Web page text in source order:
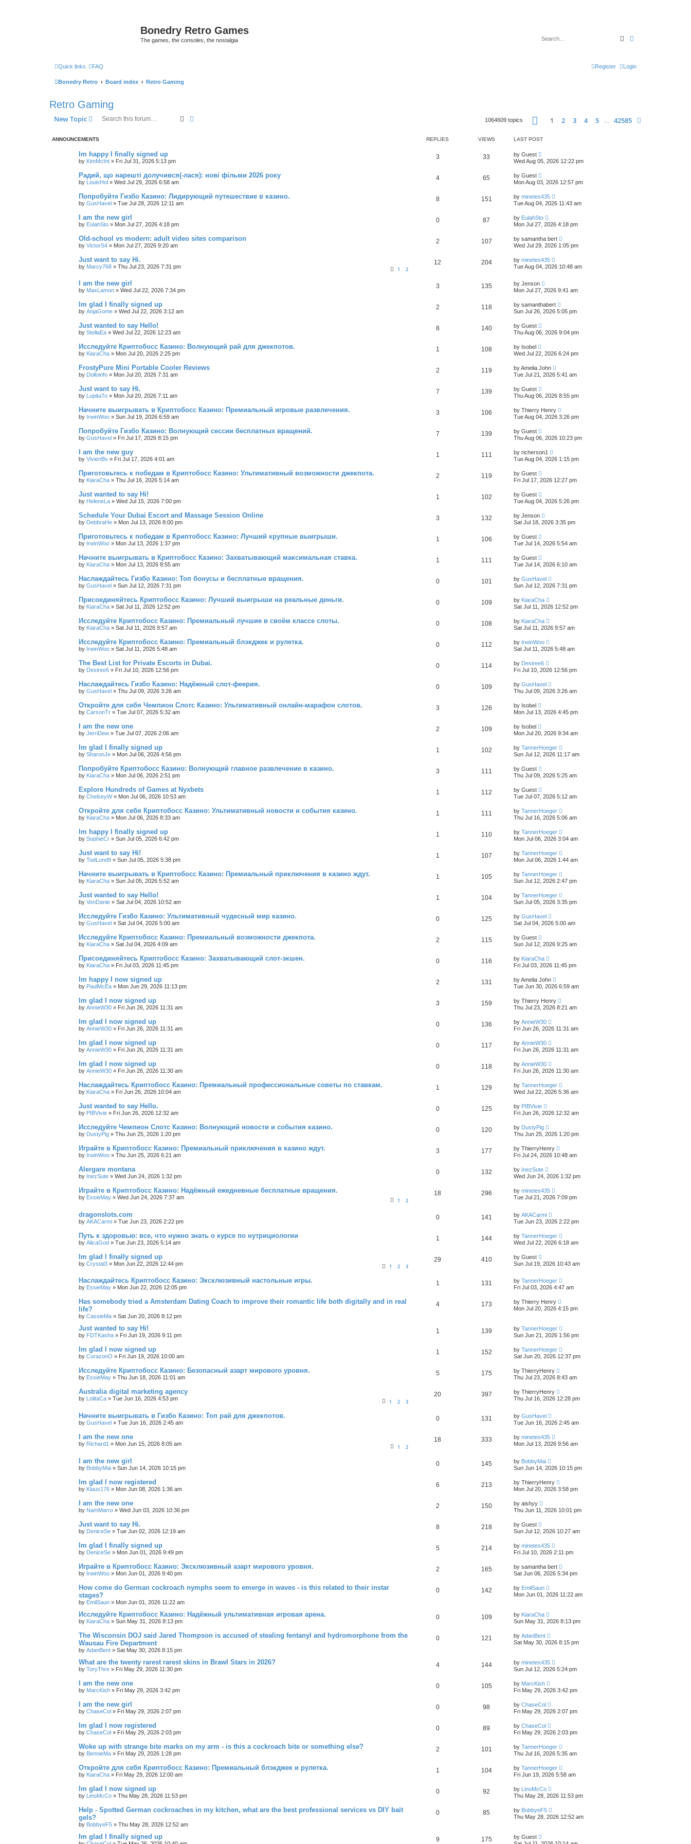
Bonedry Retro Games
The games, the consoles, the nostalgia Search
Quick links FAQ Login
Register
Bonedry Retro Board index Retro Gaming
Retro Gaming
New Topic Search 1064609 topics Page of 42585
1 2 3 4 5 42585
ANNOUNCEMENTS REPLIES VIEWS LAST POST
Im happy I finally signed up
by KimMcInt » Fri Jul 31, 2026 5:13 pm
3 33 by Guest
Wed Aug 05, 2026 12:22 pm
Радий, що нарешті долучився(-лася): нові фільми 2026 року
by LouisHol » Wed Jul 29, 2026 6:58 am
4 65 by Guest
Mon Aug 03, 2026 12:57 pm
Попробуйте Гизбо Казино: Лидирующий путешествие в казино.
by GusHavel » Tue Jul 28, 2026 12:11 am
8 151 by minetes435
Tue Aug 04, 2026 11:43 am
I am the new girl
by EulahSto » Mon Jul 27, 2026 4:18 pm
0 87 by EulahSto
Mon Jul 27, 2026 4:18 pm
Old-school vs modern: adult video sites comparison
by VictorS4 » Mon Jul 27, 2026 9:20 am
2 107 by samantha bert
Wed Jul 29, 2026 1:05 pm
Just want to say Hi.
by Marcy768 » Thu Jul 23, 2026 7:31 pm 1 2
12 204 by minetes435
Tue Aug 04, 2026 10:48 am
I am the new girl
by MaxLamon » Wed Jul 22, 2026 7:34 pm
3 135 by Jenson
Mon Jul 27, 2026 9:41 am
Im glad I finally signed up
by AnjaGome » Wed Jul 22, 2026 3:12 am
2 118 by samanthabert
Sun Jul 26, 2026 5:05 pm
Just wanted to say Hello!
by StellaEa » Wed Jul 22, 2026 12:23 am
8 140 by Guest
Thu Aug 06, 2026 9:04 pm
Исследуйте Криптобосс Казино: Волнующий рай для джекпотов.
by KiaraCha » Mon Jul 20, 2026 2:25 pm
1 108 by Isobel
Wed Jul 22, 2026 6:24 pm
FrostyPure Mini Portable Cooler Reviews
by Dolloinfo » Mon Jul 20, 2026 7:31 am
2 119 byAmelia John
Tue Jul 21, 2026 5:41 am
Just want to say Hi.
by LupitaTo » Mon Jul 20, 2026 7:11 am
7 139 by Guest
Thu Aug 06, 2026 8:55 pm
Начните выигрывать в Криптобосс Казино: Премиальный игровые развлечения.
by IrwinWoo » Sun Jul 19, 2026 6:59 am
3 106 by Thierry Henry
Tue Aug 04, 2026 3:26 pm
Попробуйте Гизбо Казино: Волнующий сессии бесплатных вращений.
by GusHavel » Fri Jul 17, 2026 8:15 pm
7 139 by Guest
Thu Aug 06, 2026 10:23 pm
I am the new guy
by VivienBv » Fri Jul 17, 2026 4:01 am
1 111 by richerson1
Tue Aug 04, 2026 1:15 pm
Приготовьтесь к победам в Криптобосс Казино: Ультимативный возможности джекпота.
by KiaraCha » Thu Jul 16, 2026 5:14 am
2 119 by Guest
Fri Jul 17, 2026 12:27 pm
Just wanted to say Hi!
by HeleneLa » Wed Jul 15, 2026 7:00 pm
1 102 by Guest
Tue Aug 04, 2026 5:26 pm
Schedule Your Dubai Escort and Massage Session Online
by DebbraHe » Mon Jul 13, 2026 8:00 pm
3 132 by Jenson
Sat Jul 18, 2026 3:35 pm
Приготовьтесь к победам в Криптобосс Казино: Лучший крупные выигрыши.
by IrwinWoo » Mon Jul 13, 2026 1:37 pm
1 106 by Guest
Tue Jul 14, 2026 5:54 am
Начните выигрывать в Криптобосс Казино: Захватывающий максимальная ставка.
by KiaraCha » Mon Jul 13, 2026 8:55 am
1 111 by Guest
Tue Jul 14, 2026 6:10 am
Наслаждайтесь Гизбо Казино: Топ бонусы и бесплатные вращения.
by GusHavel » Sun Jul 12, 2026 7:31 pm
0 101 by GusHavel
Sun Jul 12, 2026 7:31 pm
Присоединяйтесь Криптобосс Казино: Лучший выигрыши на реальные деньги.
by KiaraCha » Sat Jul 11, 2026 12:52 pm
0 109 by KiaraCha
Sat Jul 11, 2026 12:52 pm
Исследуйте Криптобосс Казино: Премиальный лучшие в своём классе слоты.
by KiaraCha » Sat Jul 11, 2026 9:57 am
0 108 by KiaraCha
Sat Jul 11, 2026 9:57 am
Исследуйте Криптобосс Казино: Премиальный блэкджек и рулетка.
by IrwinWoo » Sat Jul 11, 2026 5:48 am
0 112 by IrwinWoo
Sat Jul 11, 2026 5:48 am
The Best List for Private Escorts in Dubai.
by Desiree6 » Fri Jul 10, 2026 12:56 pm
0 114 by Desiree6
Fri Jul 10, 2026 12:56 pm
Наслаждайтесь Гизбо Казино: Надёжный слот-феерия.
by GusHavel » Thu Jul 09, 2026 3:26 am
0 109 by GusHavel
Thu Jul 09, 2026 3:26 am
Откройте для себя Чемпион Слотс Казино: Ультимативный онлайн-марафон слотов.
by CarsonTr » Tue Jul 07, 2026 5:32 am
3 126 by Isobel
Mon Jul 13, 2026 4:45 pm
I am the new one
by JerriDew » Tue Jul 07, 2026 2:06 am
2 109 by Isobel
Mon Jul 20, 2026 9:34 am
Im glad I finally signed up
by SharonJe » Mon Jul 06, 2026 4:56 pm
1 102 by TannerHoeger
Sun Jul 12, 2026 11:17 am
Попробуйте Криптобосс Казино: Волнующий главное развлечение в казино.
by KiaraCha » Mon Jul 06, 2026 2:51 pm
3 111 by Guest
Thu Jul 09, 2026 5:25 am
Explore Hundreds of Games at Nyxbets
by ChelseyW» Mon Jul 06, 2026 10:53 am
1 112 by Guest
Tue Jul 07, 2026 5:12 am
Откройте для себя Криптобосс Казино: Ультимативный новости и события казино.
by KiaraCha » Mon Jul 06, 2026 8:33 am
1 111 by TannerHoeger
Thu Jul 16, 2026 5:06 am
Im happy I finally signed up
by SophieCr » Sun Jul 05, 2026 6:42 pm
1 110 by TannerHoeger
Mon Jul 06, 2026 3:04 am
Just want to say Hi!
by TodLund9 » Sun Jul 05, 2026 5:38 pm
1 107 by TannerHoeger
Mon Jul 06, 2026 1:44 am
Начните выигрывать в Криптобосс Казино: Премиальный приключения в казино ждут.
by KiaraCha » Sun Jul 05, 2026 5:52 am
1 105 by TannerHoeger
Sun Jul 12, 2026 2:47 pm
Just wanted to say Hello!
by VonDanie » Sat Jul 04, 2026 10:52 am
1 104 by TannerHoeger
Sun Jul 05, 2026 3:35 pm
Исследуйте Гизбо Казино: Ультимативный чудесный мир казино.
by GusHavel » Sat Jul 04, 2026 5:00 am
0 125 by GusHavel
Sat Jul 04, 2026 5:00 am
Исследуйте Криптобосс Казино: Премиальный возможности джекпота.
by KiaraCha » Sat Jul 04, 2026 4:09 am
2 115 by Guest
Sun Jul 12, 2026 9:25 am
Присоединяйтесь Криптобосс Казино: Захватывающий слот-экшен.
by KiaraCha » Fri Jul 03, 2026 11:45 pm
0 116 by KiaraCha
Fri Jul 03, 2026 11:45 pm
Im happy I now signed up
by PaulMcEa » Mon Jun 29, 2026 11:13 pm
2 131 byAmelia John
Tue Jun 30, 2026 6:59 am
Im glad I now signed up
by AnnieW30 » Fri Jun 26, 2026 11:31 am
3 159 by Thierry Henry
Thu Jul 23, 2026 8:21 am
Im glad I now signed up
by AnnieW30 » Fri Jun 26, 2026 11:31 am
0 136 by AnnieW30
Fri Jun 26, 2026 11:31 am
Im glad I now signed up
by AnnieW30 » Fri Jun 26, 2026 11:31 am
0 117 by AnnieW30
Fri Jun 26, 2026 11:31 am
Im glad I now signed up
by AnnieW30 » Fri Jun 26, 2026 11:30 am
0 118 by AnnieW30
Fri Jun 26, 2026 11:30 am
Наслаждайтесь Криптобосс Казино: Премиальный профессиональные советы по ставкам.
by KiaraCha » Fri Jun 26, 2026 10:04 am
1 129 by TannerHoeger
Wed Jul 22, 2026 5:36 am
Just wanted to say Hello.
by PIBVivie » Fri Jun 26, 2026 12:32 am
0 125 by PIBVivie
Fri Jun 26, 2026 12:32 am
Исследуйте Чемпион Слотс Казино: Волнующий новости и события казино.
by DustyPig » Thu Jun 25, 2026 1:20 pm
0 120 by DustyPig
Thu Jun 25, 2026 1:20 pm
Играйте в Криптобосс Казино: Премиальный приключения в казино ждут.
by IrwinWoo » Thu Jun 25, 2026 6:21 am
3 177 by ThierryHenry
Fri Jul 24, 2026 10:48 am
Alergare montana
by InezSute » Wed Jun 24, 2026 1:32 pm
0 132 by InezSute
Wed Jun 24, 2026 1:32 pm
Играйте в Криптобосс Казино: Надёжный ежедневные бесплатные вращения.
by EssieMay » Wed Jun 24, 2026 7:37 am 1 2
18 296 by minetes435
Tue Jul 21, 2026 7:09 pm
dragonslots.com
by AKACarmi » Tue Jun 23, 2026 2:22 pm
0 141 by AKACarmi
Tue Jun 23, 2026 2:22 pm
Путь к здоровью: все, что нужно знать о курсе по нутрициологии
by AlicaGod » Tue Jun 23, 2026 5:14 am
1 144 by TannerHoeger
Wed Jul 22, 2026 6:18 am
Im glad I finally signed up
by Crystal3 » Mon Jun 22, 2026 12:44 pm 1 2 3
29 410 by Guest
Sun Jul 19, 2026 10:43 am
Наслаждайтесь Криптобосс Казино: Эксклюзивный настольные игры.
by EssieMay » Mon Jun 22, 2026 12:05 pm
1 131 by TannerHoeger
Fri Jul 03, 2026 4:47 am
Has somebody tried a Amsterdam Dating Coach to improve their romantic life both digitally and in real
life?
by CassieMa » Sat Jun 20, 2026 8:12 pm
4 173 by Thierry Henry
Mon Jul 20, 2026 4:15 pm
Just wanted to say Hi!
by FDTKasha » Fri Jun 19, 2026 9:11 pm
1 139 by TannerHoeger
Sun Jun 21, 2026 1:56 pm
Im glad I now signed up
by CorazonO » Fri Jun 19, 2026 10:00 am
1 152 by TannerHoeger
Sat Jun 20, 2026 12:37 pm
Исследуйте Криптобосс Казино: Безопасный азарт мирового уровня.
by EssieMay » Thu Jun 18, 2026 11:01 am
5 175 by ThierryHenry
Thu Jul 23, 2026 8:43 am
Australia digital marketing agency
by LolitaCa » Tue Jun 16, 2026 4:53 pm 1 2 3
20 397 by ThierryHenry
Thu Jul 16, 2026 12:28 pm
Начните выигрывать в Гизбо Казино: Топ рай для джекпотов.
by GusHavel » Tue Jun 16, 2026 2:45 am
0 131 by GusHavel
Tue Jun 16, 2026 2:45 am
I am the new one
by Richard1 » Mon Jun 15, 2026 8:05 am 1 2
18 333 by minetes435
Mon Jul 13, 2026 9:56 am
I am the new girl
by BobbyMai » Sun Jun 14, 2026 10:15 pm
0 145 by BobbyMai
Sun Jun 14, 2026 10:15 pm
Im glad I now registered
by Klaus176 » Mon Jun 08, 2026 1:36 am
6 213 by ThierryHenry
Mon Jul 20, 2026 3:58 pm
I am the new one
by NamMarro » Wed Jun 03, 2026 10:36 pm
2 150 by aishyy
Thu Jun 11, 2026 10:01 pm
Just want to say Hi.
by DeniceSe » Tue Jun 02, 2026 12:19 am
8 218 by Guest
Sun Jul 12, 2026 10:27 am
Im glad I finally signed up
by DeniceSe » Mon Jun 01, 2026 9:49 pm
5 214 by minetes435
Fri Jul 10, 2026 2:11 pm
Играйте в Криптобосс Казино: Эксклюзивный азарт мирового уровня.
by IrwinWoo » Mon Jun 01, 2026 9:40 pm
2 165 by samantha bert
Sat Jun 06, 2026 5:34 pm
How come do German cockroach nymphs seem to emerge in waves - is this related to their instar
stages?
by EmilSaun » Mon Jun 01, 2026 11:22 am
0 142 by EmilSaun
Mon Jun 01, 2026 11:22 am
Исследуйте Криптобосс Казино: Надёжный ультимативная игровая арена.
by KiaraCha » Sun May 31, 2026 8:13 pm
0 109 by KiaraCha
Sun May 31, 2026 8:13 pm
The Wisconsin DOJ said Jared Thompson is accused of stealing fentanyl and hydromorphone from the
Wausau Fire Department
by AdanBent » Sat May 30, 2026 8:15 pm
0 121 by AdanBent
Sat May 30, 2026 8:15 pm
What are the twenty rarest rarest skins in Brawl Stars in 2026?
by ToryThre » Fri May 29, 2026 11:30 pm
4 144 by minetes435
Sun Jul 12, 2026 5:24 pm
I am the new one
by MarcKish » Fri May 29, 2026 3:42 pm
0 105 by MarcKish
Fri May 29, 2026 3:42 pm
I am the new girl
by ChaseCol » Fri May 29, 2026 2:07 pm
0 98 by ChaseCol
Fri May 29, 2026 2:07 pm
Im glad I now registered
by ChaseCol » Fri May 29, 2026 2:03 pm
0 89 by ChaseCol
Fri May 29, 2026 2:03 pm
Woke up with strange bite marks on my arm - is this a cockroach bite or something else?
by BennieMa » Fri May 29, 2026 1:28 pm
2 101 by TannerHoeger
Thu Jul 16, 2026 5:35 am
Откройте для себя Криптобосс Казино: Премиальный блэкджек и рулетка.
by KiaraCha » Fri May 29, 2026 12:00 am
1 104 by TannerHoeger
Fri Jun 19, 2026 5:58 am
Im glad I now signed up
by LinoMcCo » Thu May 28, 2026 11:53 pm
0 92 by LinoMcCo
Thu May 28, 2026 11:53 pm
Help - Spotted German cockroaches in my kitchen, what are the best professional services vs DIY bait
gels?
by BobbyeF5 » Thu May 28, 2026 12:52 am
0 85 by BobbyeF5
Thu May 28, 2026 12:52 am
Im glad I finally signed up 9 175 by Guest